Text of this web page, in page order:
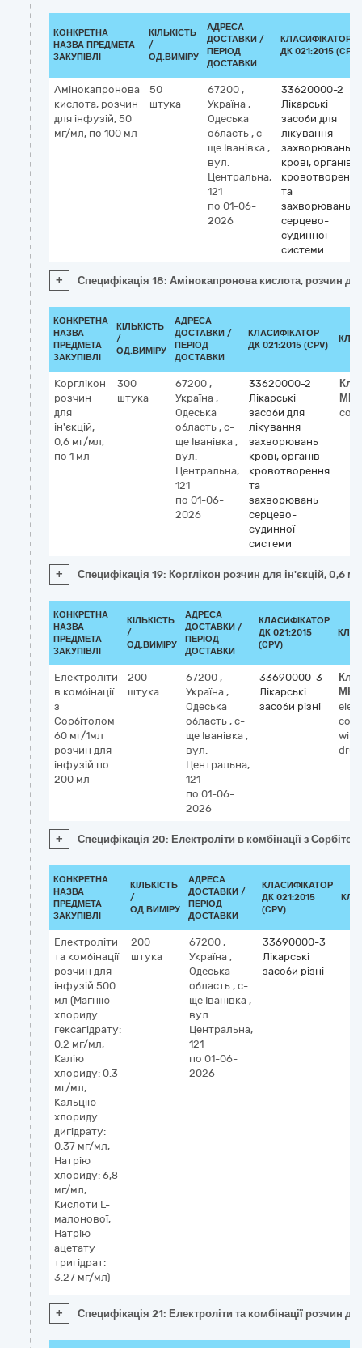
КОНКРЕТНА
НАЗВА ПРЕДМЕТА
ЗАКУПІВЛІ
КІЛЬКІСТЬ
/
ОД.ВИМІРУ
АДРЕСА
ДОСТАВКИ /
ПЕРІОД
ДОСТАВКИ
КЛАСИФІКАТОР
ДК 021:2015 (CPV)
Амінокапронова
кислота, розчин
для інфузій, 50
мг/мл, по 100 мл
50
штука
67200 ,
Україна ,
Одеська
область , с-
ще Іванівка ,
вул.
Центральна,
121
по 01-06-
2026
33620000-2
Лікарські
засоби для
лікування
захворювань
крові, органів
кровотворення
та
захворювань
серцево-
судинної
системи
+ Специфікація 18: Амінокапронова кислота, розчин
КОНКРЕТНА
НАЗВА
ПРЕДМЕТА
ЗАКУПІВЛІ
КІЛЬКІСТЬ
/
ОД.ВИМІРУ
АДРЕСА
ДОСТАВКИ /
ПЕРІОД
ДОСТАВКИ
КЛАСИФІКАТОР
ДК 021:2015 (CPV)
Корглікон
розчин
для
ін'єкцій,
0,6 мг/мл,
по 1 мл
300
штука
67200 ,
Україна ,
Одеська
область , с-
ще Іванівка ,
вул.
Центральна,
121
по 01-06-
2026
33620000-2
Лікарські
засоби для
лікування
захворювань
крові, органів
кровотворення
та
захворювань
серцево-
судинної
системи
МНН
+ Специфікація 19: Корглікон розчин для ін'єкцій, 0,6
КОНКРЕТНА
НАЗВА
ПРЕДМЕТА
ЗАКУПІВЛІ
КІЛЬКІСТЬ
/
ОД.ВИМІРУ
АДРЕСА
ДОСТАВКИ /
ПЕРІОД
ДОСТАВКИ
КЛАСИФІКАТОР
ДК 021:2015
(CPV)
Електроліти
в комбінації
з
Сорбітолом
60 мг/1мл
розчин для
інфузій по
200 мл
200
штука
67200 ,
Україна ,
Одеська
область , с-
ще Іванівка ,
вул.
Центральна,
121
по 01-06-
2026
33690000-3
Лікарські
засоби різні
МНН
with
+ Специфікація 20: Електроліти в комбінації з
КОНКРЕТНА
НАЗВА
ПРЕДМЕТА
ЗАКУПІВЛІ
КІЛЬКІСТЬ
/
ОД.ВИМІРУ
АДРЕСА
ДОСТАВКИ /
ПЕРІОД
ДОСТАВКИ
КЛАСИФІКАТОР
ДК 021:2015
(CPV)
Електроліти
та комбінації
розчин для
інфузій 500
мл (Магнію
хлориду
гексагідрату:
0.2 мг/мл,
Калію
хлориду: 0.3
мг/мл,
Кальцію
хлориду
дигідрату:
0.37 мг/мл,
Натрію
хлориду: 6,8
мг/мл,
Кислоти L-
малонової,
Натрію
ацетату
тригідрат:
3.27 мг/мл)
200
штука
67200 ,
Україна ,
Одеська
область , с-
ще Іванівка ,
вул.
Центральна,
121
по 01-06-
2026
33690000-3
Лікарські
засоби різні
+ Специфікація 21: Електроліти та комбінації